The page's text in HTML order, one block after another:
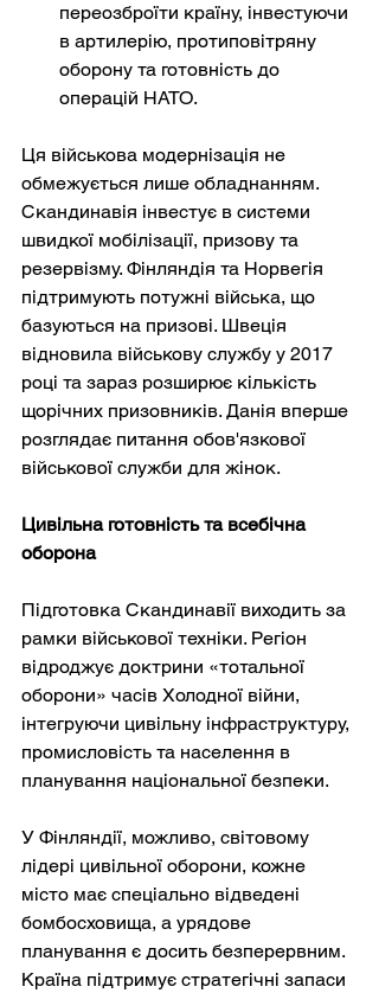
переозброїти країну, інвестуючи
в артилерію, протиповітряну
оборону та готовність до
операцій НАТО.
Ця військова модернізація не
обмежується лише обладнанням.
Скандинавія інвестує в системи
швидкої мобілізації, призову та
резервізму. Фінляндія та Норвегія
підтримують потужні війська, що
базуються на призові. Швеція
відновила військову службу у 2017
році та зараз розширює кількість
щорічних призовників. Данія вперше
розглядає питання обов'язкової
військової служби для жінок.
Цивільна готовність та всебічна
оборона
Підготовка Скандинавії виходить за
рамки військової техніки. Регіон
відроджує доктрини «тотальної
оборони» часів Холодної війни,
інтегруючи цивільну інфраструктуру,
промисловість та населення в
планування національної безпеки.
У Фінляндії, можливо, світовому
лідері цивільної оборони, кожне
місто має спеціально відведені
бомбосховища, а урядове
планування є досить безперервним.
Країна підтримує стратегічні запаси